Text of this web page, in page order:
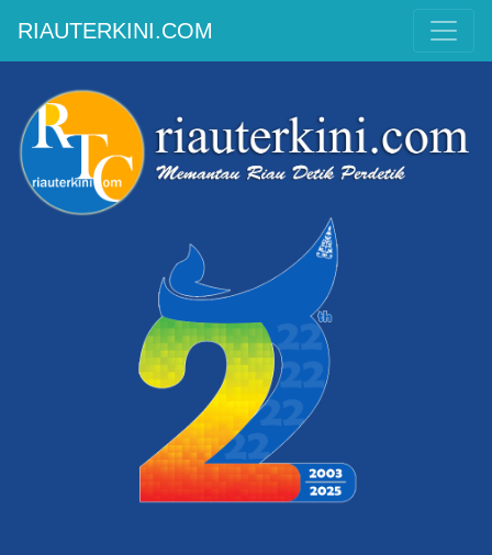
RIAUTERKINI.COM